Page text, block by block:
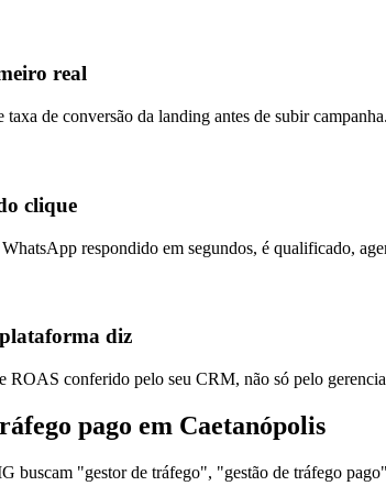
real
taxa de conversão da landing antes de subir
clique
respondido em segundos, é qualificado,
diz
conferido pelo seu CRM, não só pelo
pago em Caetanópolis
buscam "gestor de tráfego", "gestão de tráfego